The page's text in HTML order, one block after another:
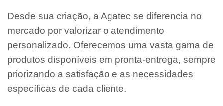
Desde sua criação, a Agatec se diferencia no
mercado por valorizar o atendimento
personalizado. Oferecemos uma vasta gama de
produtos disponíveis em pronta-entrega, sempre
priorizando a satisfação e as necessidades
específicas de cada cliente.